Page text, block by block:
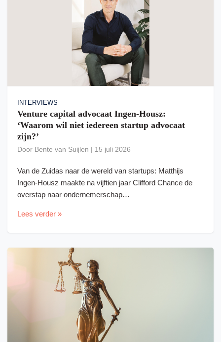
INTERVIEWS
Venture capital advocaat Ingen-Housz:
‘Waarom wil niet iedereen startup advocaat
zijn?’
Door Bente van Suijlen | 15 juli 2026
Van de Zuidas naar de wereld van startups: Matthijs
Ingen-Housz maakte na vijftien jaar Clifford Chance de
overstap naar ondernemerschap…
Lees verder »